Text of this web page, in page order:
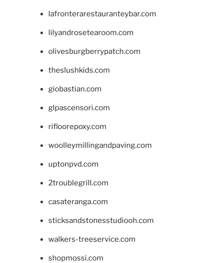
lafronterarestauranteybar.com
lilyandrosetearoom.com
olivesburgberrypatch.com
theslushkids.com
giobastian.com
glpascensori.com
rifloorepoxy.com
woolleymillingandpaving.com
uptonpvd.com
2troublegrill.com
casateranga.com
sticksandstonesstudiooh.com
walkers-treeservice.com
shopmossi.com